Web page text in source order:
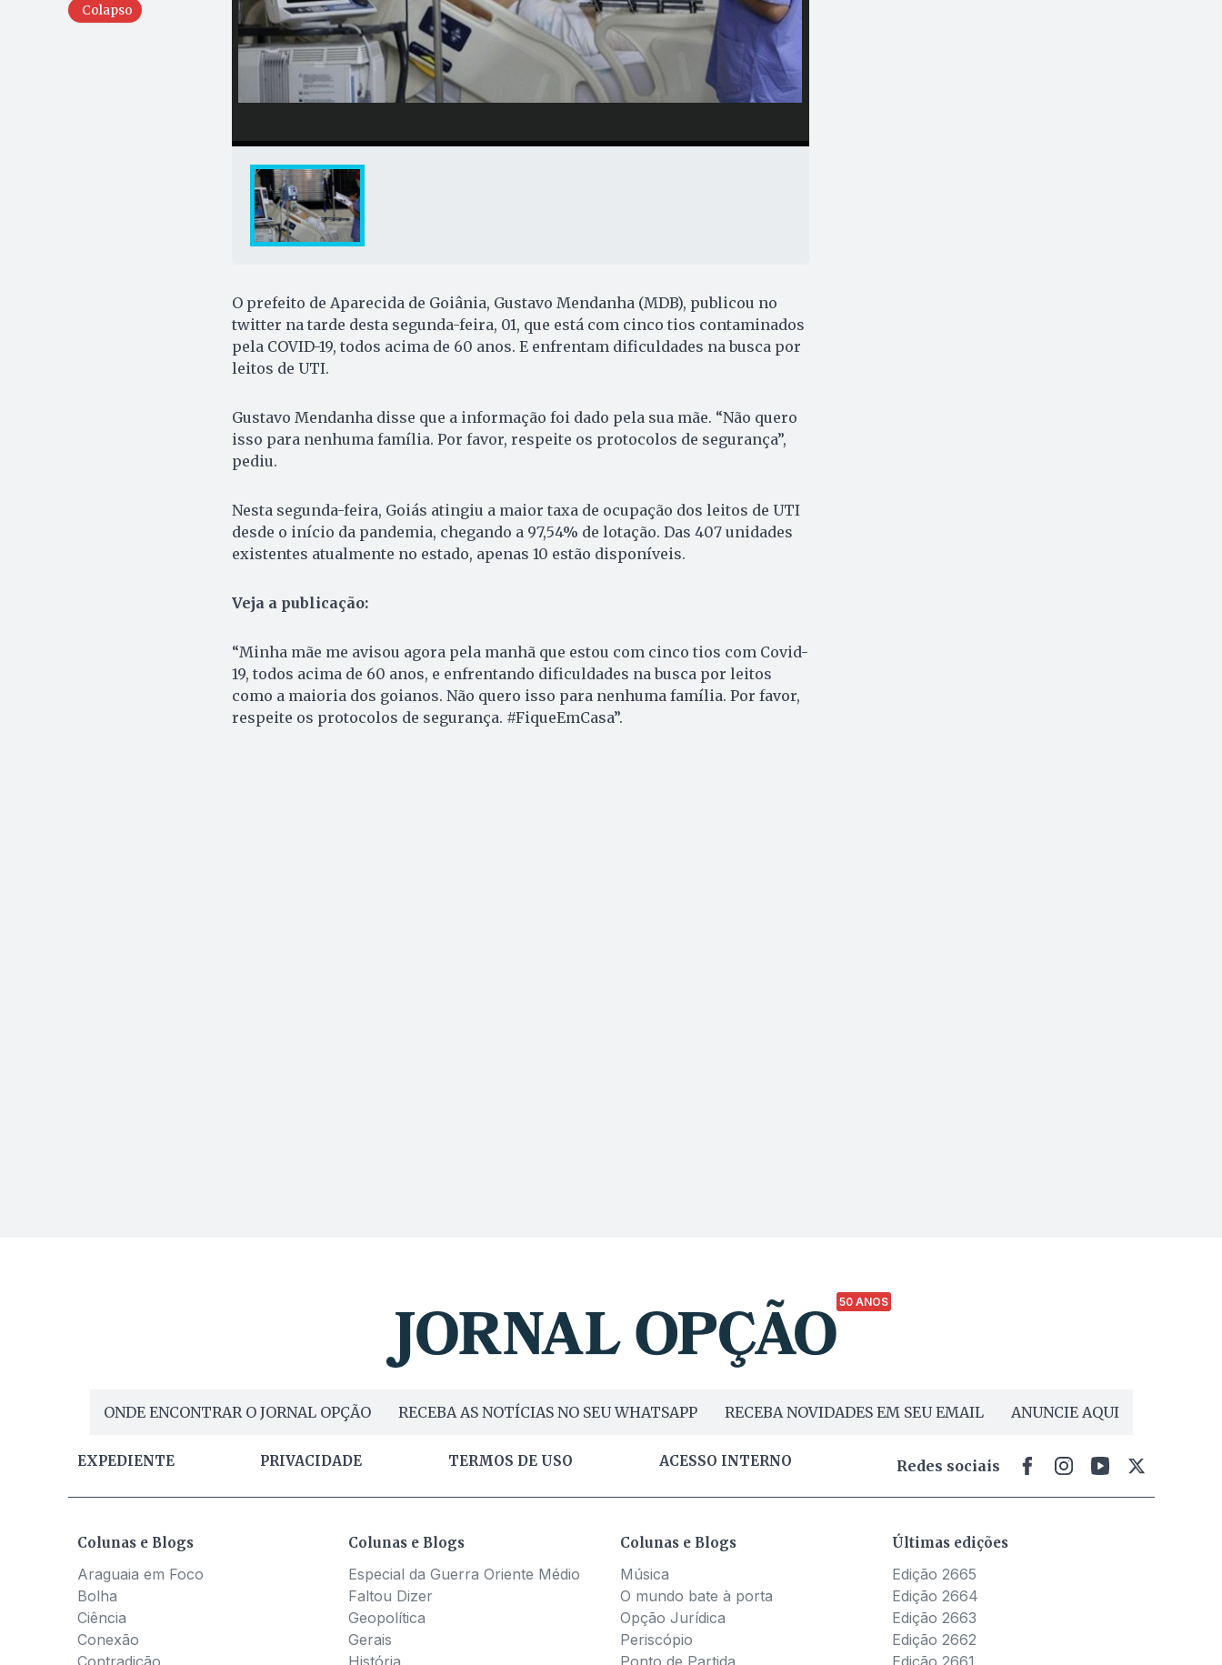
Colapso
O prefeito de Aparecida de Goiânia, Gustavo Mendanha (MDB), publicou no
twitter na tarde desta segunda-feira, 01, que está com cinco tios contaminados
pela COVID-19, todos acima de 60 anos. E enfrentam dificuldades na busca por
leitos de UTI.
Gustavo Mendanha disse que a informação foi dado pela sua mãe. “Não quero
isso para nenhuma família. Por favor, respeite os protocolos de segurança”,
pediu.
Nesta segunda-feira, Goiás atingiu a maior taxa de ocupação dos leitos de UTI
desde o início da pandemia, chegando a 97,54% de lotação. Das 407 unidades
existentes atualmente no estado, apenas 10 estão disponíveis.
Veja a publicação:
“Minha mãe me avisou agora pela manhã que estou com cinco tios com Covid-
19, todos acima de 60 anos, e enfrentando dificuldades na busca por leitos
como a maioria dos goianos. Não quero isso para nenhuma família. Por favor,
respeite os protocolos de segurança. #FiqueEmCasa”.
50 ANOS
ONDE ENCONTRAR O JORNAL OPÇÃO RECEBA AS NOTÍCIAS NO SEU WHATSAPP RECEBA NOVIDADES EM SEU EMAIL ANUNCIE AQUI
EXPEDIENTE PRIVACIDADE TERMOS DE USO ACESSO INTERNO Redes sociais
Colunas e Blogs
Araguaia em Foco
Bolha
Ciência
Conexão
Contradição
Colunas e Blogs
Especial da Guerra Oriente Médio
Faltou Dizer
Geopolítica
Gerais
História
Colunas e Blogs
Música
O mundo bate à porta
Opção Jurídica
Periscópio
Ponto de Partida
Últimas edições
Edição 2665
Edição 2664
Edição 2663
Edição 2662
Edição 2661